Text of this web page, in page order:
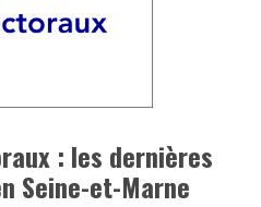
: les dernières
Seine-et-Marne